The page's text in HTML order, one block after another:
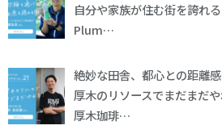
自分や家族が住む街を誇れる
Plum…
絶妙な田舎、都心との距離
厚木のリソースでまだまだや
厚木珈琲…